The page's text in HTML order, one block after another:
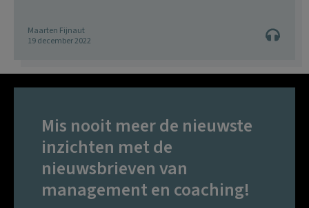
Maarten Fijnaut
19 december 2022
Mis nooit meer de nieuwste
inzichten met de
nieuwsbrieven van
management en coaching!